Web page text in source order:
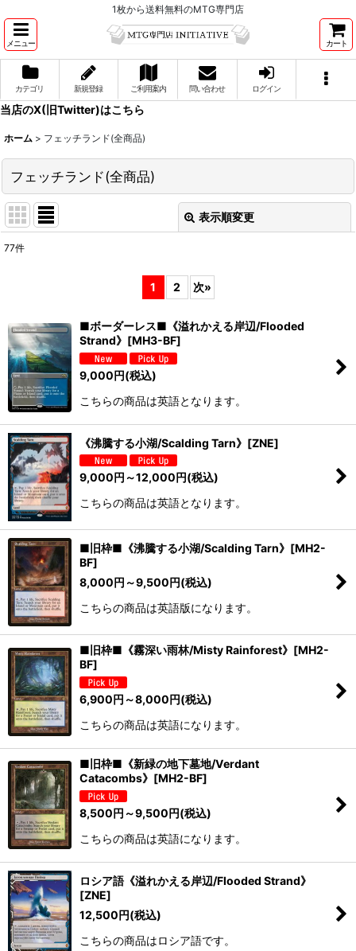
1枚から送料無料のMTG専門店
メニュー カート
カテゴリ 新規登録 ご利用案内 問い合わせ ログイン
当店のX(旧Twitter)はこちら
ホーム > フェッチランド(全商品)
フェッチランド(全商品)
表示順変更
絞り込む
77件
1 2 次»
■ボーダーレス■《溢れかえる岸辺/Flooded
Strand》[MH3-BF]
9,000円(税込)
こちらの商品は英語となります。
《沸騰する小湖/Scalding Tarn》[ZNE]
9,000円 ～12,000円(税込)
こちらの商品は英語となります。
■旧枠■《沸騰する小湖/Scalding Tarn》[MH2-
BF]
8,000円 ～9,500円(税込)
こちらの商品は英語版になります。
■旧枠■《霧深い雨林/Misty Rainforest》[MH2-
BF]
6,900円 ～8,000円(税込)
こちらの商品は英語になります。
■旧枠■《新緑の地下墓地/Verdant
Catacombs》[MH2-BF]
8,500円 ～9,500円(税込)
こちらの商品は英語になります。
ロシア語《溢れかえる岸辺/Flooded Strand》
[ZNE]
12,500円(税込)
こちらの商品はロシア語です。